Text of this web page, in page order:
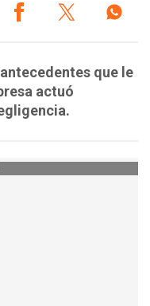
que le
actuó